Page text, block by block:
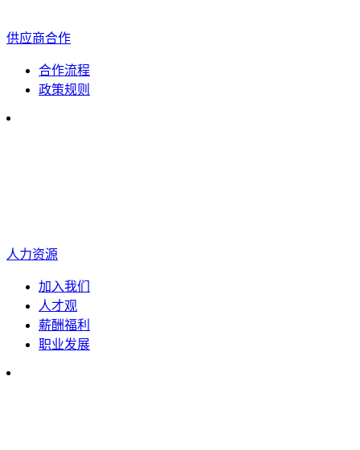
供应商合作
合作流程
政策规则
人力资源
加入我们
人才观
薪酬福利
职业发展